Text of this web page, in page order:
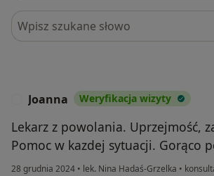
Szukaj w opiniach
Joanna Weryfikacja wizyty
Lekarz z powolania. Uprzejmość,
Pomoc w kazdej sytuacji. Gorąco
28 grudnia 2024 • lek. Nina Hadaś-Grzelka •